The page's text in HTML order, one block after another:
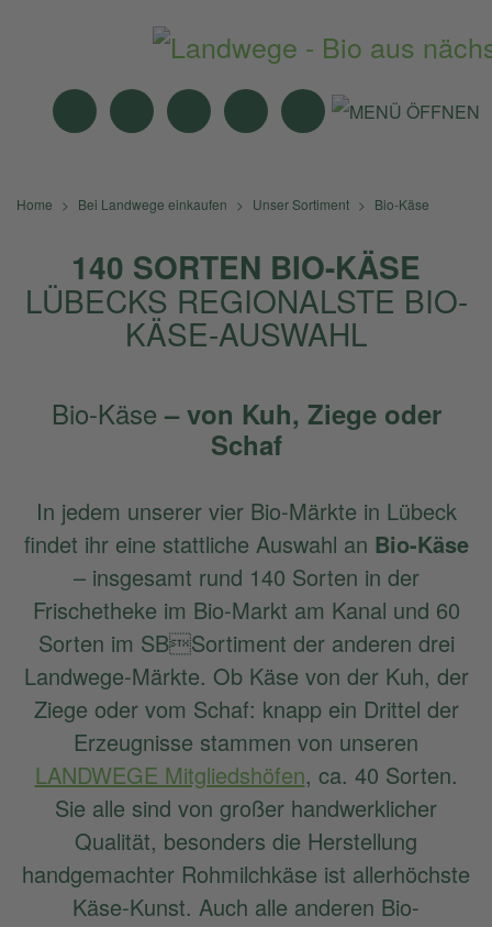
MITTAGSTISCH
ANGEBOTEBIO-MÄRKTE
NEWS SUCHE
Home Bei Landwege einkaufen Unser Sortiment Bio-Käse
140 SORTEN BIO-KÄSE
LÜBECKS REGIONALSTE BIO-
KÄSE-AUSWAHL
Bio-Käse – von Kuh, Ziege oder
Schaf
In jedem unserer vier Bio-Märkte in Lübeck
findet ihr eine stattliche Auswahl an Bio-Käse
– insgesamt rund 140 Sorten in der
Frischetheke im Bio-Markt am Kanal und 60
Sorten im SBSortiment der anderen drei
Landwege-Märkte. Ob Käse von der Kuh, der
Ziege oder vom Schaf: knapp ein Drittel der
Erzeugnisse stammen von unseren
LANDWEGE Mitgliedshöfen, ca. 40 Sorten.
Sie alle sind von großer handwerklicher
Qualität, besonders die Herstellung
handgemachter Rohmilchkäse ist allerhöchste
Käse-Kunst. Auch alle anderen Bio-